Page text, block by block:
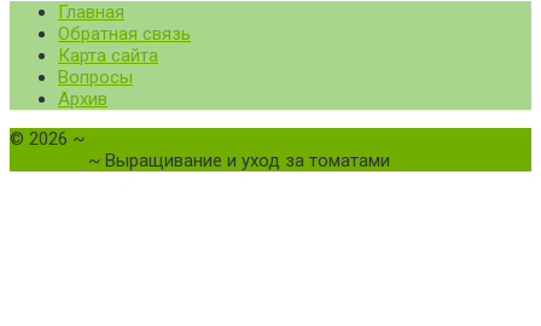
Главная
Обратная связь
Карта сайта
Вопросы
Архив
© 2026 ~
~ Выращивание и уход за томатами